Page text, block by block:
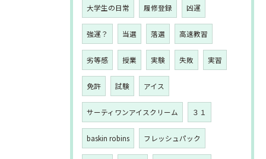
大学生の日常 履修登録 凶運
強運？ 当選 落選 高速教習
劣等感 授業 実験 失敗 実習
免許 試験 アイス
サーティワンアイスクリーム ３１
baskin robins フレッシュパック